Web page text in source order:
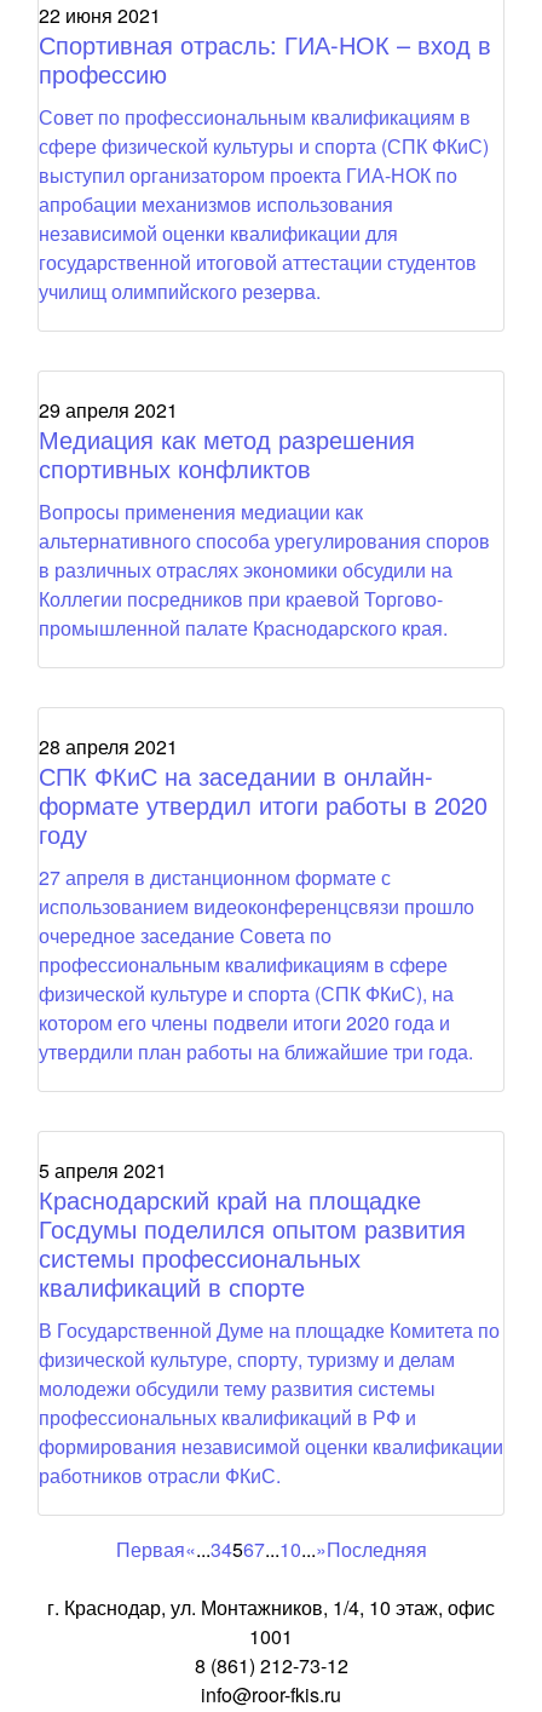
22 июня 2021
Спортивная отрасль: ГИА-НОК – вход в
профессию
Совет по профессиональным квалификациям в
сфере физической культуры и спорта (СПК ФКиС)
выступил организатором проекта ГИА-НОК по
апробации механизмов использования
независимой оценки квалификации для
государственной итоговой аттестации студентов
училищ олимпийского резерва.
29 апреля 2021
Медиация как метод разрешения
спортивных конфликтов
Вопросы применения медиации как
альтернативного способа урегулирования споров
в различных отраслях экономики обсудили на
Коллегии посредников при краевой Торгово-
промышленной палате Краснодарского края.
28 апреля 2021
СПК ФКиС на заседании в онлайн-
формате утвердил итоги работы в 2020
году
27 апреля в дистанционном формате с
использованием видеоконференцсвязи прошло
очередное заседание Совета по
профессиональным квалификациям в сфере
физической культуре и спорта (СПК ФКиС), на
котором его члены подвели итоги 2020 года и
утвердили план работы на ближайшие три года.
5 апреля 2021
Краснодарский край на площадке
Госдумы поделился опытом развития
системы профессиональных
квалификаций в спорте
В Государственной Думе на площадке Комитета по
физической культуре, спорту, туризму и делам
молодежи обсудили тему развития системы
профессиональных квалификаций в РФ и
формирования независимой оценки квалификации
работников отрасли ФКиС.
Первая«...34567...10...»Последняя
г. Краснодар, ул. Монтажников, 1/4, 10 этаж, офис
1001
8 (861) 212-73-12
info@roor-fkis.ru